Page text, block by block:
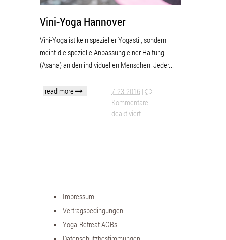
Vini-Yoga Hannover
Vini-Yoga ist kein spezieller Yogastil, sondern
meint die spezielle Anpassung einer Haltung
(Asana) an den individuellen Menschen. Jeder...
read more 7-23-2016 |
Kommentare
deaktiviert
Impressum
Vertragsbedingungen
Yoga-Retreat AGBs